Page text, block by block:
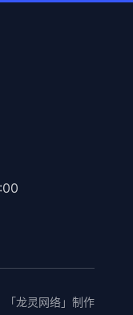
「龙灵网络」制作